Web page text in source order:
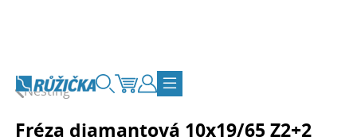
Vyhledávání
KošíkZákaznický účet
Přepnout navigaci
Nesting
Fréza diamantová 10x19/65 Z2+2